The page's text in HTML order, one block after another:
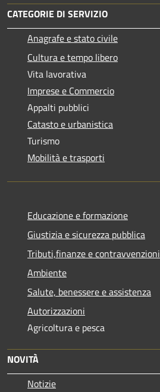
CATEGORIE DI SERVIZIO
Anagrafe e stato civile
Cultura e tempo libero
Vita lavorativa
Imprese e Commercio
Appalti pubblici
Catasto e urbanistica
Turismo
Mobilità e trasporti
Educazione e formazione
Giustizia e sicurezza pubblica
Tributi,finanze e contravvenzioni
Ambiente
Salute, benessere e assistenza
Autorizzazioni
Agricoltura e pesca
NOVITÀ
Notizie